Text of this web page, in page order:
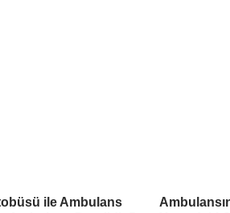
ile Ambulans